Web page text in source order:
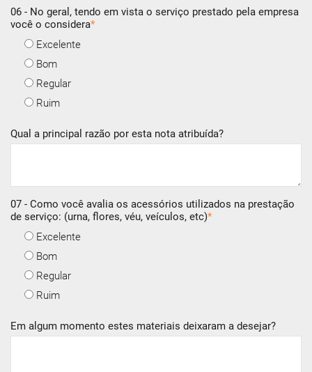
06 - No geral, tendo em vista o serviço prestado pela empresa
você o considera*
Excelente
Bom
Regular
Ruim
Qual a principal razão por esta nota atribuída?
07 - Como você avalia os acessórios utilizados na prestação
de serviço: (urna, flores, véu, veículos, etc)*
Excelente
Bom
Regular
Ruim
Em algum momento estes materiais deixaram a desejar?